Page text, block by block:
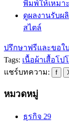
พิมพ์ให้เหมา
ดูผลงานรับผ
สไตล์
ปรึกษาฟรีและขอใบ
Tags: เนื้อผ้าเสื้อโป
แชร์บทความ:
f
หมวดหมู่
ธุรกิจ 29